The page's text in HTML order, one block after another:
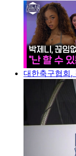
대한축구협회,